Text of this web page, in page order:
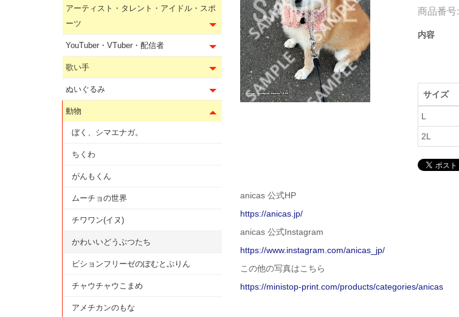
商品番号:
内容
サイズ
L
2L
anicas 公式HP
https://anicas.jp/
anicas 公式Instagram
https://www.instagram.com/anicas_jp/
この他の写真はこちら
https://ministop-print.com/products/categories/anicas
アーティスト・タレント・アイドル・スポ
ーツ
YouTuber・VTuber・配信者
歌い手
ぬいぐるみ
動物
ぼく、シマエナガ。
ちくわ
がんもくん
ムーチョの世界
チワワン(イヌ)
かわいいどうぶつたち
ビションフリーゼのぽむとぷりん
チャウチャウこまめ
アメチカンのもな